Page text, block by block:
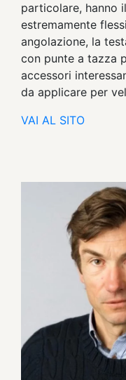
particolare, hanno
estremamente
angolazione, la
con punte a tazza
accessori
da applicare per
VAI AL SITO